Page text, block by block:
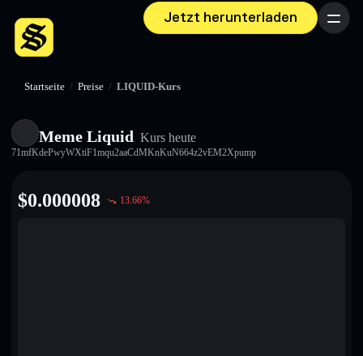
Jetzt herunterladen Menü
Startseite / Preise / LIQUID-Kurs
Meme Liquid Kurs heute
71mfKdePwyWXtiF1mqu2aaCdMKnKuN664z2vEM2Xpump
$0.000008 13.66%